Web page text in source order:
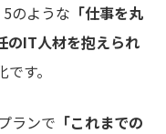
のような 「仕事を丸
のIT人材を抱えられ
です。
ランで 「これまでの